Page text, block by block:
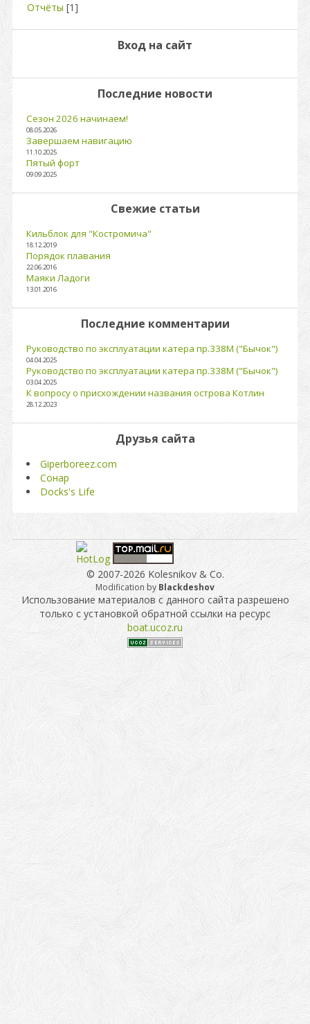
Отчёты [1]
Вход на сайт
Последние новости
Сезон 2026 начинаем!
08.05.2026
Завершаем навигацию
11.10.2025
Пятый форт
09.09.2025
Свежие статьи
Кильблок для "Костромича"
18.12.2019
Порядок плавания
22.06.2016
Маяки Ладоги
13.01.2016
Последние комментарии
Руководство по эксплуатации катера пр.338М ("Бычок")
04.04.2025
Руководство по эксплуатации катера пр.338М ("Бычок")
03.04.2025
К вопросу о присхождении названия острова Котлин
28.12.2023
Друзья сайта
Giperboreez.com
Сонар
Docks's Life
© 2007-2026 Kolesnikov & Co.
Modification by Blackdeshov
Использование материалов с данного сайта разрешено
только с установкой обратной ссылки на ресурс
boat.ucoz.ru